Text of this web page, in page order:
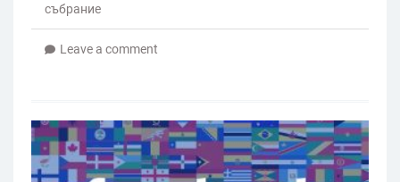
събрание
Leave a comment